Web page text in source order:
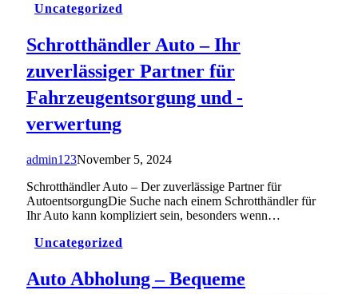
Uncategorized
Schrotthändler Auto – Ihr
zuverlässiger Partner für
Fahrzeugentsorgung und -
verwertung
admin123November 5, 2024
Schrotthändler Auto – Der zuverlässige Partner für
AutoentsorgungDie Suche nach einem Schrotthändler für
Ihr Auto kann kompliziert sein, besonders wenn…
Uncategorized
Auto Abholung – Bequeme